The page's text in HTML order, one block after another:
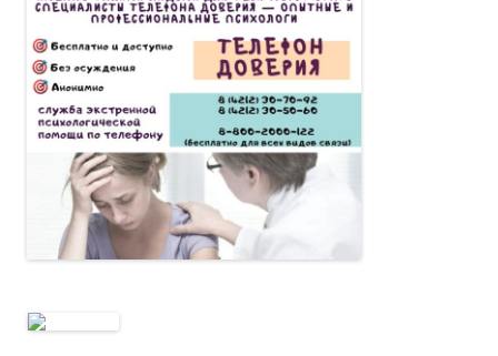
Не убран мусор, яма на дороге, не горит фонарь?